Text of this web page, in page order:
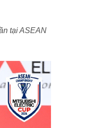
tại ASEAN